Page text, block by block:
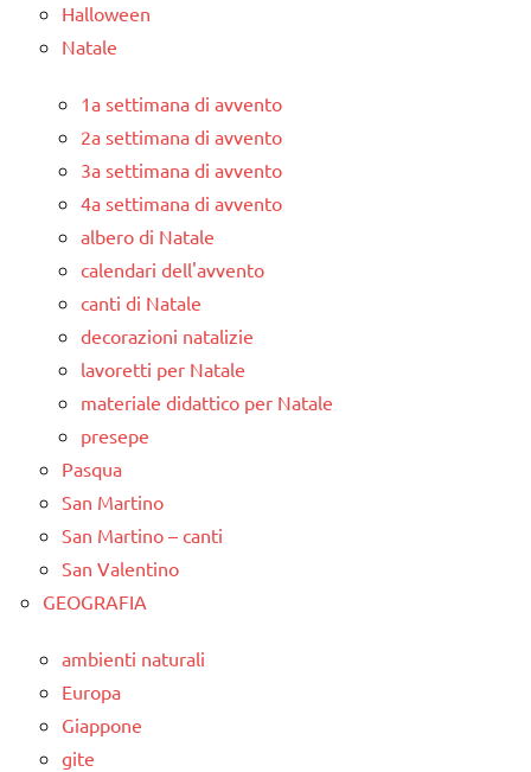
Halloween
Natale
1a settimana di avvento
2a settimana di avvento
3a settimana di avvento
4a settimana di avvento
albero di Natale
calendari dell'avvento
canti di Natale
decorazioni natalizie
lavoretti per Natale
materiale didattico per Natale
presepe
Pasqua
San Martino
San Martino – canti
San Valentino
GEOGRAFIA
ambienti naturali
Europa
Giappone
gite